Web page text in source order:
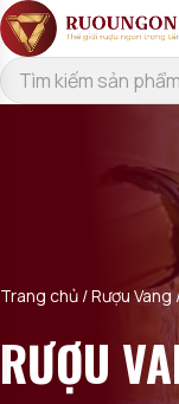
Bỏ qua đến nội dung
Trang chủ /Rượu Vang
RƯỢU